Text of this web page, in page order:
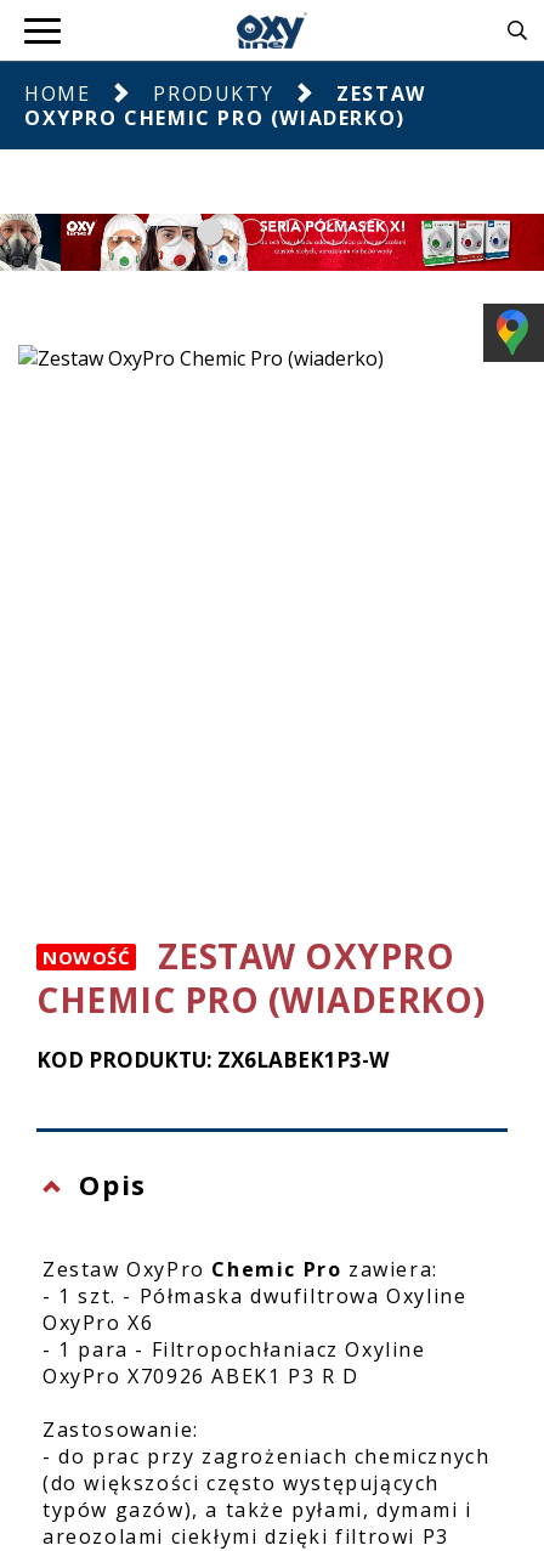
HOME PRODUKTY
ZESTAW
OXYPRO CHEMIC PRO (WIADERKO)
NOWOŚĆ
ZESTAW OXYPRO
CHEMIC PRO (WIADERKO)
KOD PRODUKTU: ZX6LABEK1P3-W
Opis
Zestaw OxyPro Chemic Pro zawiera:
- 1 szt. - Półmaska dwufiltrowa Oxyline
OxyPro X6
- 1 para - Filtropochłaniacz Oxyline
OxyPro X70926 ABEK1 P3 R D
Zastosowanie:
- do prac przy zagrożeniach chemicznych
(do większości często występujących
typów gazów), a także pyłami, dymami i
areozolami ciekłymi dzięki filtrowi P3